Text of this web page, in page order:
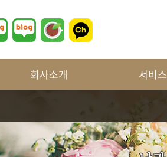
회사소개 서비